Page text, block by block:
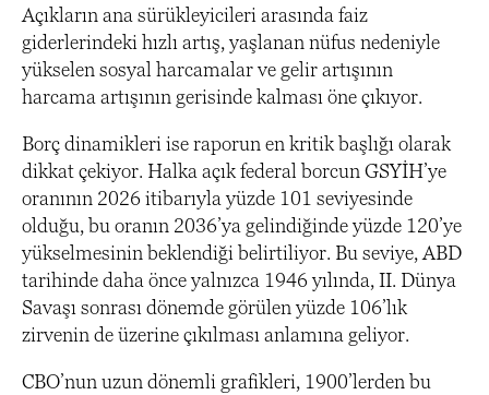
Açıkların ana sürükleyicileri arasında faiz
giderlerindeki hızlı artış, yaşlanan nüfus nedeniyle
yükselen sosyal harcamalar ve gelir artışının
harcama artışının gerisinde kalması öne çıkıyor.
Borç dinamikleri ise raporun en kritik başlığı olarak
dikkat çekiyor. Halka açık federal borcun GSYİH’ye
oranının 2026 itibarıyla yüzde 101 seviyesinde
olduğu, bu oranın 2036’ya gelindiğinde yüzde 120’ye
yükselmesinin beklendiği belirtiliyor. Bu seviye, ABD
tarihinde daha önce yalnızca 1946 yılında, II. Dünya
Savaşı sonrası dönemde görülen yüzde 106’lık
zirvenin de üzerine çıkılması anlamına geliyor.
CBO’nun uzun dönemli grafikleri, 1900’lerden bu